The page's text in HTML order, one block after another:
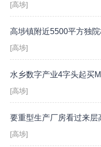
[高埗]
高埗镇附近5500平方独
[高埗]
水乡数字产业4字头起买
[高埗]
要重型生产厂房看过来层
[高埗]